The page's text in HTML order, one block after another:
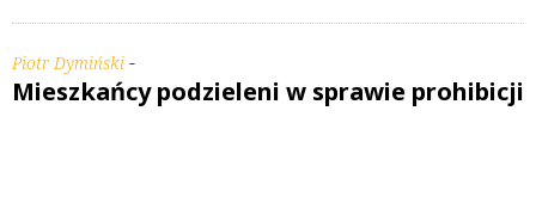
Piotr Dymiński -
Mieszkańcy podzieleni w sprawie prohibicji